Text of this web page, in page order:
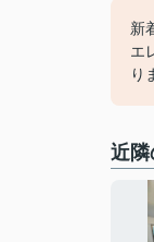
新
エ
り
近隣